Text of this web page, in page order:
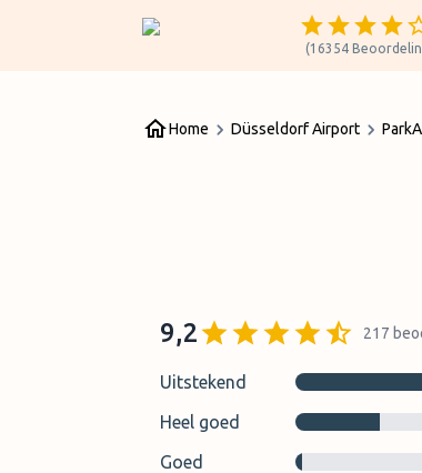
(16354
Home Düsseldorf Airport
9,2 217
Uitstekend
Heel goed
Goed